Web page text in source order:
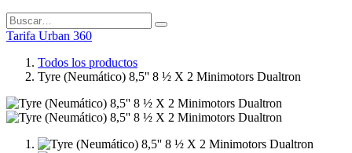
Tarifa Urban 360
Todos los productos
Tyre (Neumático) 8,5'' 8 ½ X 2 Minimotors Dualtron